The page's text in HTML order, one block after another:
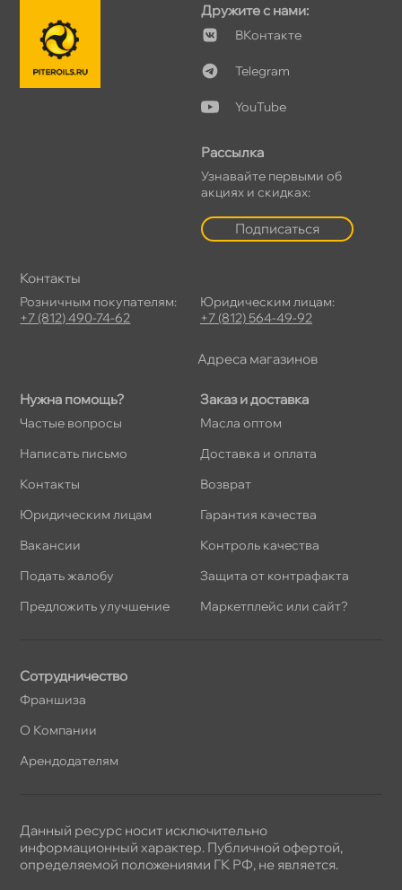
Нужна помощь?
Частые вопросы
Написать письмо
Контакты
Юридическим лицам
акансии
Подать жалобу
Предложить улучшение
Заказ и доставка
Масла оптом
Доставка и оплата
озврат
Гарантия качества
Контроль качества
Защита от контрафакта
Маркетплейс или сайт?
Дружите с нами:
Контакте
Telegram
YouTube
Рассылка
Узнавайте первыми о
акциях и скидках:
Подписаться
Сотрудничество
Франшиза
О Компании
Арендодателям
Контакты
Розничным покупателям:
+7 (812) 490-74-62
Юридическим лицам:
+7 (812) 564-49-92
Адреса магазино
Данный ресурс носит исключительно
информационный характер. Публичной офертой,
определяемой положениями ГК РФ, не является.